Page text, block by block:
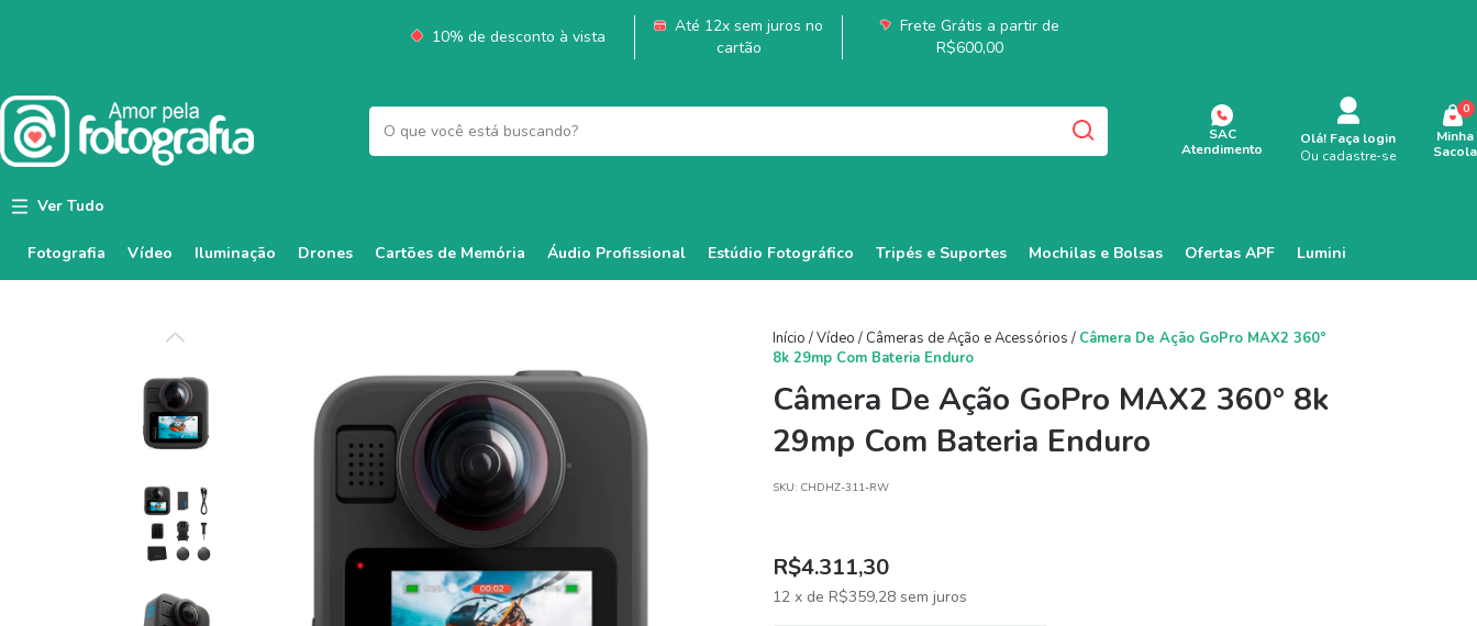
10% de desconto à vista
Até 12x sem juros no
cartão
Frete Grátis a partir de
R$600,00
SAC
Atendimento
Olá! Faça login
Ou cadastre-se
Minha
Sacola
0
Ver Tudo
Fotografia Vídeo Iluminação Drones Cartões de Memória Áudio Profissional Estúdio Fotográfico Tripés e Suportes Mochilas e Bolsas Ofertas APF Lumini
Início /Vídeo / Câmeras de Ação e Acessórios / Câmera De Ação GoPro MAX2 360°
8k 29mp Com Bateria Enduro
Câmera De Ação GoPro MAX2 360° 8k
29mp Com Bateria Enduro
SKU: CHDHZ-311-RW
R$4.311,30
12 x de R$359,28 sem juros